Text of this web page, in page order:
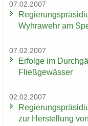
07.02.2007
Wyhra­wehr am
07.02.2007
Er­fol­ge im
Fließ­ge­wäs­ser
02.02.2007
zur Her­stel­lung